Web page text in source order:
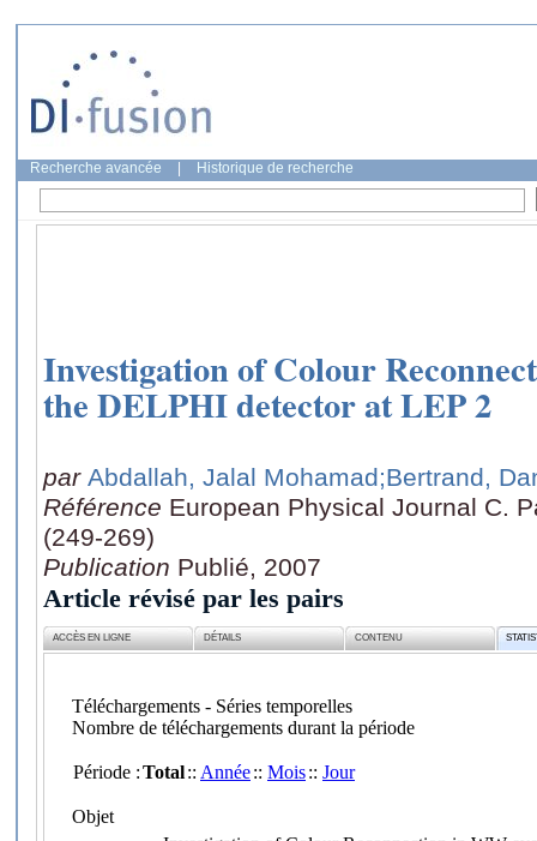
Recherche avancée Historique de recherche
Investigation of Colour
the DELPHI detector at LEP 2
par Abdallah, Jalal Mohamad;Bertrand,
Référence European Physical Journal C.
(249-269)
Publication Publié, 2007
Article révisé par les pairs
ACCÈS EN LIGNE DÉTAILS CONTENU